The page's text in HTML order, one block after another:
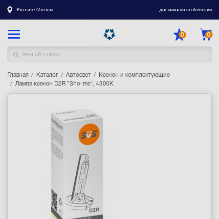
Россия - Москва ДОСТАВКА ПО ВСЕЙ РОССИИ
0 0
Каталог товаров
Оптовым и корпоративным клиентам
Главная Каталог Автосвет
Ксенон и комплектующие
Лампа ксенон D2R "Sho-me", 4300К